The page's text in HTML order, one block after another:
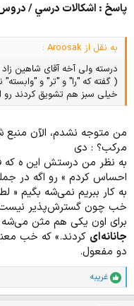
پاسخ : اشكالات درسي /
به نقل از Aroosak :
درسته ولی آخه آقای شاهین
( گفته که "را" و "تر" و "وابسته"
خیلی سبز هم تشویق کردند رو
من متوجه نشدم، الآن منبع
مرکب؟ : دی
به نظر من درستش این ه
احساس کردم » رو اگه در
به کار ببریم نمی‌شه بگیم «
خب چون گسترش‌پذیر
برای اون یکی هم مثن می‌شه
جانانه‌ای کردند.» که خب
دو مفعول.
ا
م
غریبه